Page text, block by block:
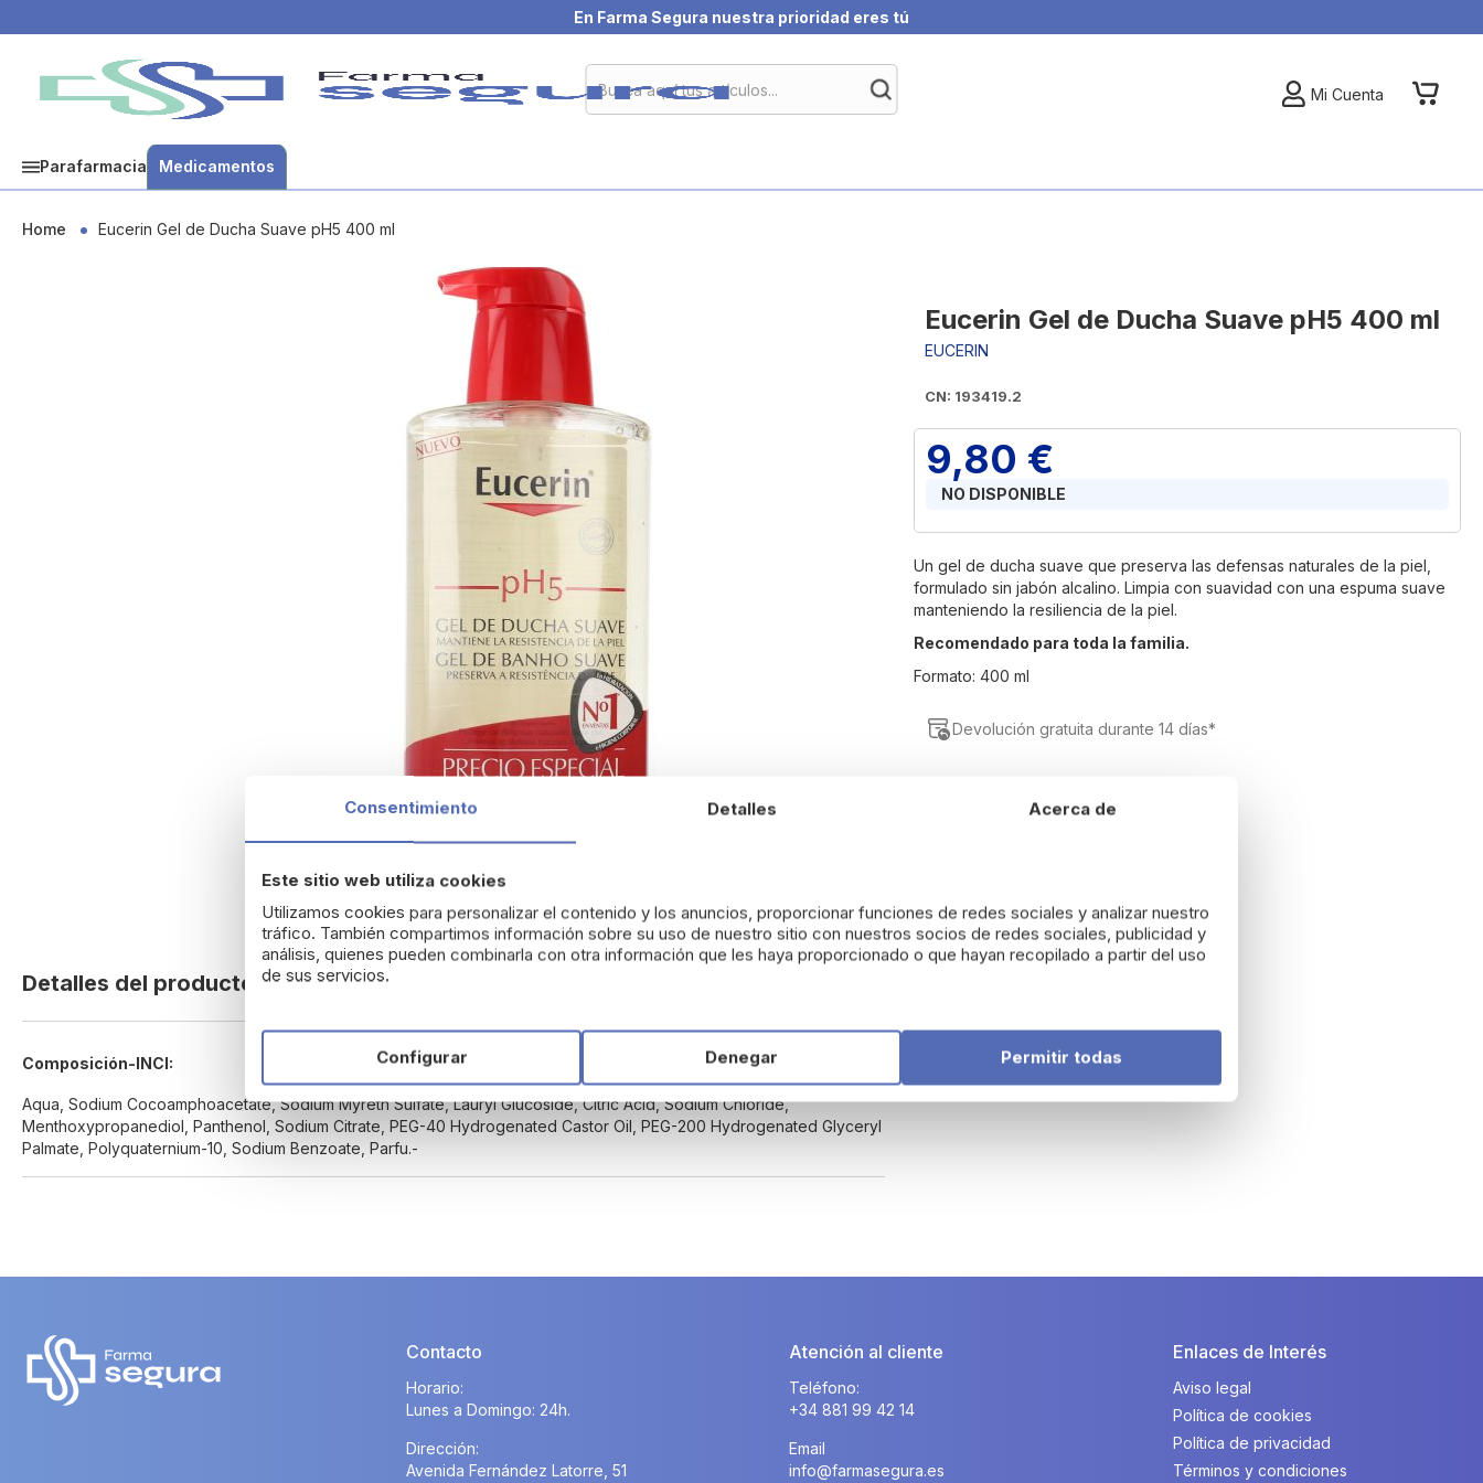
En Farma Segura nuestra prioridad eres tú
My
Mi Cuenta
Parafarmacia Medicamentos
Home Eucerin Gel de Ducha Suave pH5 400 ml
the
of
images
Eucerin Gel de Ducha Suave pH5 400 ml
EUCERIN
CN: 193419.2
9,80 €
NO DISPONIBLE
Un gel de ducha suave que preserva las defensas naturales de la piel,
formulado sin jabón alcalino. Limpia con suavidad con una espuma suave
manteniendo la resiliencia de la piel.
Recomendado para toda la familia.
Formato: 400 ml
Devolución gratuita durante 14 días*
Detalles del producto
Composición-INCI:
Aqua, Sodium Cocoamphoacetate, Sodium Myreth Sulfate, Lauryl Glucoside, Citric Acid, Sodium Chloride,
Menthoxypropanediol, Panthenol, Sodium Citrate, PEG-40 Hydrogenated Castor Oil, PEG-200 Hydrogenated Glyceryl
Palmate, Polyquaternium-10, Sodium Benzoate, Parfu.-
Consentimiento Detalles Acerca de
Este sitio web utiliza cookies
Utilizamos cookies para personalizar el contenido y los anuncios, proporcionar funciones de redes sociales y analizar nuestro
tráfico. También compartimos información sobre su uso de nuestro sitio con nuestros socios de redes sociales, publicidad y
análisis, quienes pueden combinarla con otra información que les haya proporcionado o que hayan recopilado a partir del uso
de sus servicios.
Configurar Denegar Permitir todas
Contacto
Horario:
Lunes a Domingo: 24h.
Dirección:
Avenida Fernández Latorre, 51
Atención al cliente
Teléfono:
+34 881 99 42 14
Email
info@farmasegura.es
Enlaces de Interés
Aviso legal
Política de cookies
Política de privacidad
Términos y condiciones